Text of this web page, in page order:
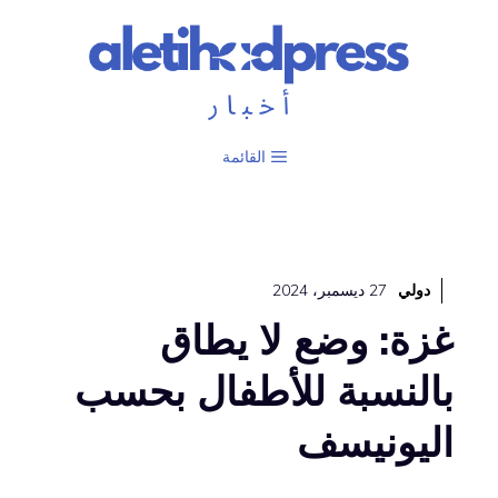
القائمة
دولي 27 ديسمبر، 2024
غزة: وضع لا يطاق
بالنسبة للأطفال بحسب
اليونيسف